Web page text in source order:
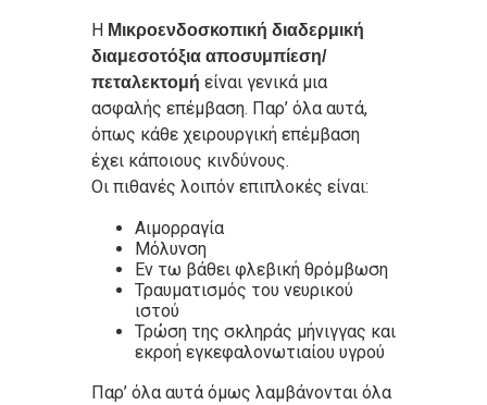
Η Μικροενδοσκοπική διαδερμική
διαμεσοτόξια αποσυμπίεση/
πεταλεκτομή είναι γενικά μια
ασφαλής επέμβαση. Παρ’ όλα αυτά,
όπως κάθε χειρουργική επέμβαση
έχει κάποιους κινδύνους.
Οι πιθανές λοιπόν επιπλοκές είναι:
Αιμορραγία
Μόλυνση
Εν τω βάθει φλεβική θρόμβωση
Τραυματισμός του νευρικού
ιστού
Τρώση της σκληράς μήνιγγας και
εκροή εγκεφαλονωτιαίου υγρού
Παρ’ όλα αυτά όμως λαμβάνονται όλα